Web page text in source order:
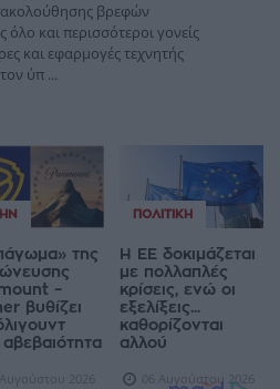
βρεφών
και περισσότεροι γονείς
και εφαρμογές τεχνητής
ύπ ...
της
–
βυθίζει
Αυγούστου 2026
ΠΟΛΙΤΙΚΉ
Η ΕΕ δοκιμάζεται
με πολλαπλές
κρίσεις, ενώ οι
εξελίξεις...
καθορίζονται
αλλού
06 Αυγούστου 2026